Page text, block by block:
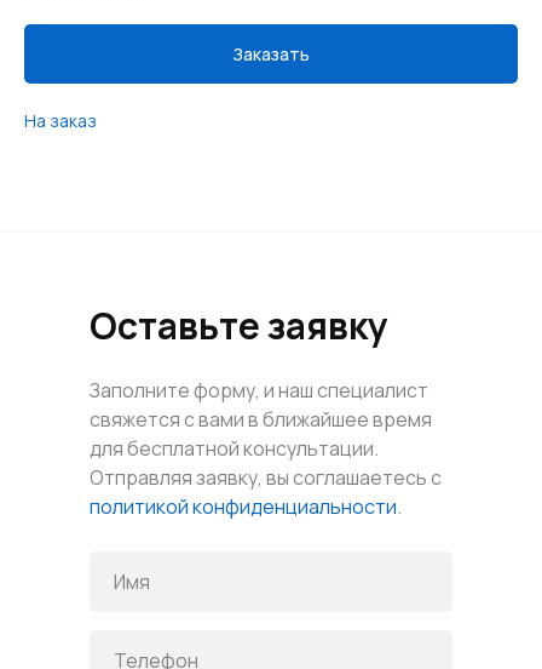
Заказать
На заказ
Оставьте заявку
Заполните форму, и наш специалист
свяжется с вами в ближайшее время
для бесплатной консультации.
Отправляя заявку, вы соглашаетесь с
политикой конфиденциальности.